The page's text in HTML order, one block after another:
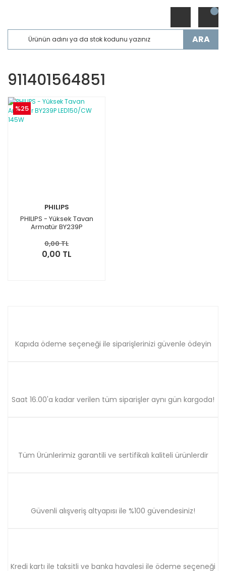
ARA
911401564851
%25
PHILIPS
PHILIPS - Yüksek Tavan
Armatür BY239P
0,00 TL
0,00 TL
Kapıda ödeme seçeneği ile siparişlerinizi güvenle ödeyin
Saat 16.00'a kadar verilen tüm siparişler aynı gün kargoda!
Tüm Ürünlerimiz garantili ve sertifikalı kaliteli ürünlerdir
Güvenli alışveriş altyapısı ile %100 güvendesiniz!
Kredi kartı ile taksitli ve banka havalesi ile ödeme seçeneği